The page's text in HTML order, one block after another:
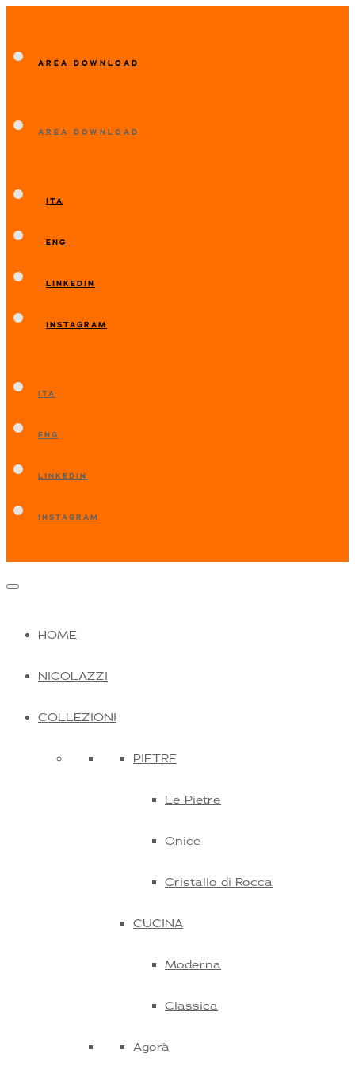
AREA DOWNLOAD
AREA DOWNLOAD
ITA
ENG
LINKEDIN
INSTAGRAM
ITA
ENG
LINKEDIN
INSTAGRAM
HOME
NICOLAZZI
COLLEZIONI
PIETRE
Le Pietre
Onice
Cristallo di Rocca
CUCINA
Moderna
Classica
Agorà